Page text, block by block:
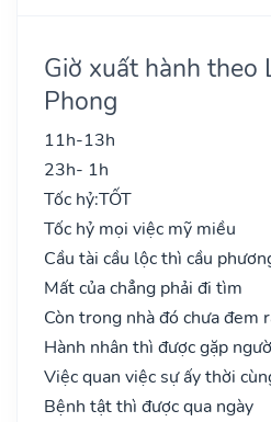
Giờ xuất hành theo
Phong
11h-13h
23h- 1h
Tốc hỷ:TỐT
Tốc hỷ mọi việc mỹ miều
Cầu tài cầu lộc thì cầu
Mất của chẳng phải đi tìm
Còn trong nhà đó chưa đem
Hành nhân thì được gặp
Việc quan việc sự ấy thời
Bệnh tật thì được qua ngày